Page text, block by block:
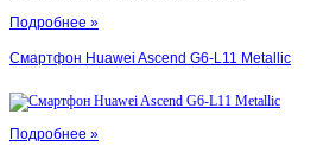
Подробнее »
Смартфон Huawei Ascend G6-L11 Metallic
Подробнее »